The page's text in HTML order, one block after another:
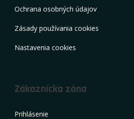
Ochrana osobných údajov
Zásady používania cookies
Nastavenia cookies
Zákaznícka zóna
Prihlásenie